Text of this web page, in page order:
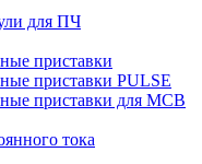
для ПЧ
приставки
приставки PULSE
приставки для MCB
тока